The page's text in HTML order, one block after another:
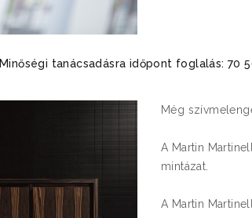
Minőségi tanácsadásra időpont foglalás: 70
Még
A Martin
mintázat.
A Martin